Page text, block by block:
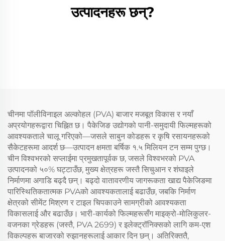
उत्पादनहरू छन्?
चीनमा पॉलीविनाइल अल्कोहल (PVA) बाजार मजबूत विकास र नयाँ
अप्रयोगहरूद्वारा चिह्नित छ। पैकेजिङ उद्योगको पानी-समुदायी फिल्महरूको
आवश्यकताले चालू गरिएको—जसले साबुन कोडहरू र कृषि रसायनहरूको
सैकेटहरूमा आदर्श छ—उत्पादन क्षमता बर्षिक १.५ मिलियन टन सम्म पुग्छ।
चीन विश्वभरको सप्लाईमा प्रमुखतापूर्वक छ, जसले विश्वभरको PVA
उत्पादनको ५०% घट्टाउँछ, मुख्य क्षेत्रहरू जस्तै सिचुआन र शंघाइले
निर्माणमा अगाडि बढ्दै छन्। बढ्दो वातावरणीय जागरूकता खाद्य पैकेजिङमा
पारिस्थितिकतात्मक PVAको आवश्यकतालाई बढाउँछ, जबकि निर्माण
क्षेत्रको सीमेंट मिश्रण र टाइल चिपकाउने सामग्रीको आवश्यकता
विकासलाई और बढाउँछ। भारी-कार्यको फिल्महरूसँग माइक्रो-मोलिकुलर-
वजनका ग्रेडहरू (जस्तै, PVA 2699) र इलेक्ट्रॉनिक्सको लागि कम-एश
विकल्पहरू बाजारको रुझानहरूलाई आकार दिन छन्। अतिरिक्ततै,